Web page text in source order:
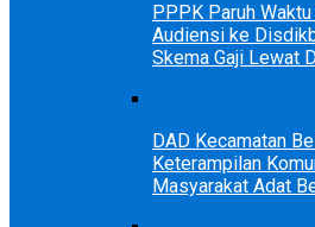
PPPK Paruh
Audiensi ke
Skema Gaji Lewat
DAD Kecamatan
Keterampilan
Masyarakat Adat